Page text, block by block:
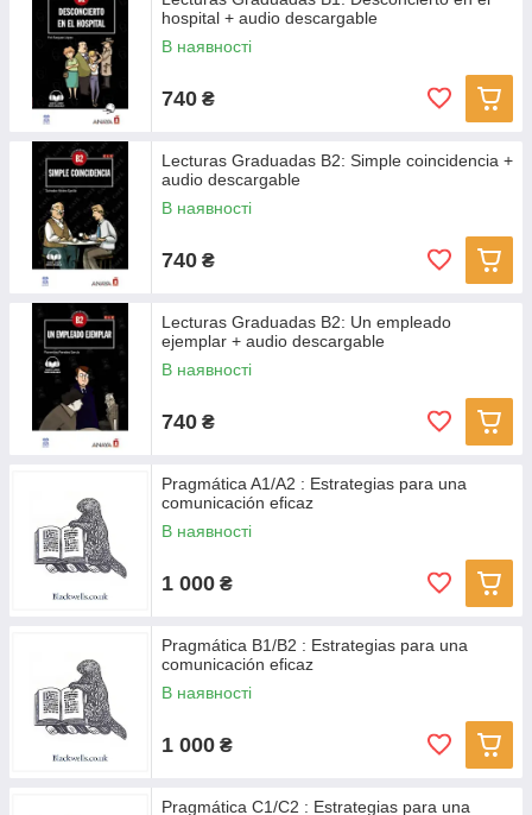
hospital + audio descargable
В наявності
740 ₴
Lecturas Graduadas B2: Simple coincidencia +
audio descargable
В наявності
740 ₴
Lecturas Graduadas B2: Un empleado
ejemplar + audio descargable
В наявності
740 ₴
Pragmática A1/A2 : Estrategias para una
comunicación eficaz
В наявності
1 000 ₴
Pragmática B1/B2 : Estrategias para una
comunicación eficaz
В наявності
1 000 ₴
Pragmática C1/C2 : Estrategias para una